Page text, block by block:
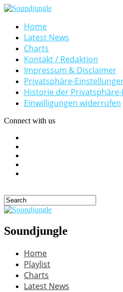
Home
Latest News
Charts
Kontakt / Redaktion
Impressum & Disclaimer
Privatsphäre-
Historie der
Einwilligungen widerrufen
Connect with us
Soundjungle
Home
Playlist
Charts
Latest News